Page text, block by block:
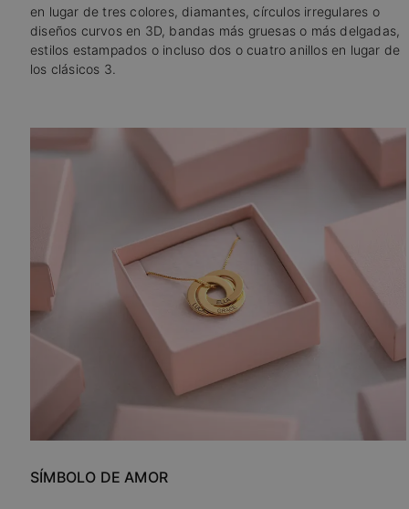
en lugar de tres colores, diamantes, círculos irregulares o
diseños curvos en 3D, bandas más gruesas o más delgadas,
estilos estampados o incluso dos o cuatro anillos en lugar de
los clásicos 3.
SÍMBOLO DE AMOR